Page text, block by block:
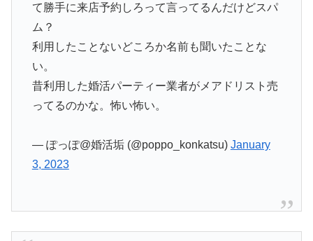
て勝手に来店予約しろって言ってるんだけどスパ
ム？
利用したことないどころか名前も聞いたことな
い。
昔利用した婚活パーティー業者がメアドリスト売
ってるのかな。怖い怖い。
— ぽっぽ@婚活垢 (@poppo_konkatsu) January
3, 2023